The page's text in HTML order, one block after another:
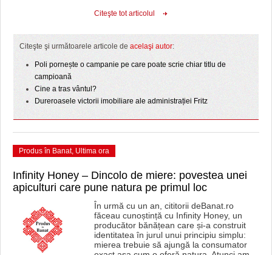
Citeşte tot articolul
Citeşte şi următoarele articole de acelaşi autor:
Poli pornește o campanie pe care poate scrie chiar titlu de
campioană
Cine a tras vântul?
Dureroasele victorii imobiliare ale administrației Fritz
Produs în Banat, Ultima ora
Infinity Honey – Dincolo de miere: povestea unei
apiculturi care pune natura pe primul loc
În urmă cu un an, cititorii deBanat.ro
făceau cunoștință cu Infinity Honey, un
producător bănățean care și-a construit
identitatea în jurul unui principiu simplu:
mierea trebuie să ajungă la consumator